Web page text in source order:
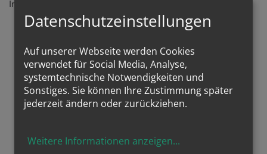
In der Kirche von Wieselsfeld einen Stopp einlegen
WIESELSELDER RADLN+BETN
Datenschutzeinstellungen
Auf unserer Webseite werden Cookies
verwendet für Social Media, Analyse,
systemtechnische Notwendigkeiten und
Sonstiges. Sie können Ihre Zustimmung später
jederzeit ändern oder zurückziehen.
Weitere Informationen anzeigen...